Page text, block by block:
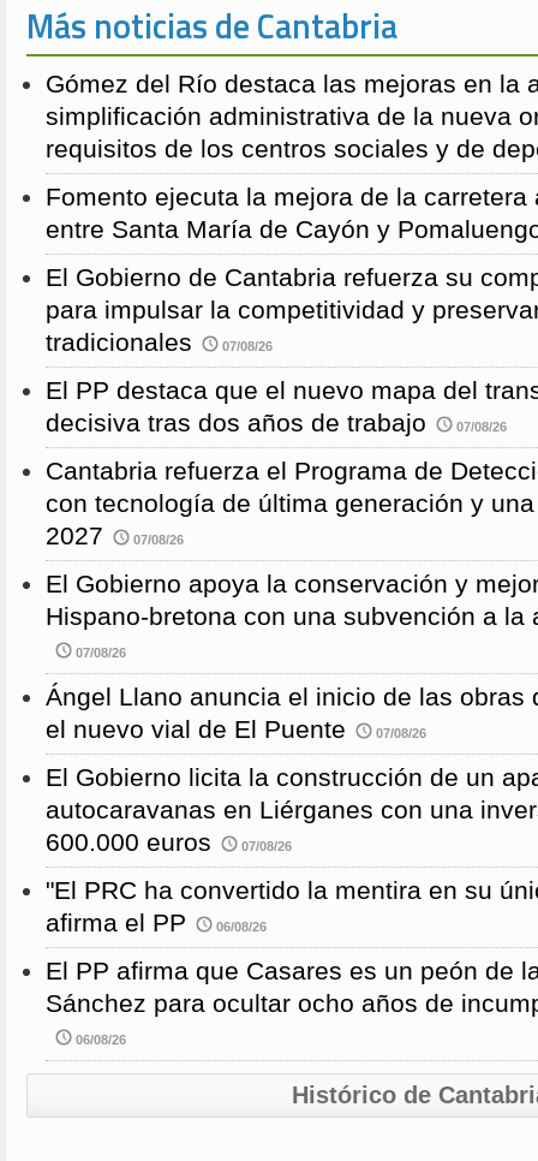
Más noticias de Cantabria
Gómez del Río destaca las mejoras en la
simplificación administrativa de la nueva
requisitos de los centros sociales y de
Fomento ejecuta la mejora de la carretera
entre Santa María de Cayón y
El Gobierno de Cantabria refuerza su
para impulsar la competitividad y
tradicionales
07/08/26
El PP destaca que el nuevo mapa del
decisiva tras dos años de trabajo
07/08/26
Cantabria refuerza el Programa de
con tecnología de última generación y
2027
07/08/26
El Gobierno apoya la conservación y
Hispano-bretona con una subvención a la
07/08/26
Ángel Llano anuncia el inicio de las obras
el nuevo vial de El Puente
07/08/26
El Gobierno licita la construcción de un
autocaravanas en Liérganes con una
600.000 euros
07/08/26
"El PRC ha convertido la mentira en su
afirma el PP
06/08/26
El PP afirma que Casares es un peón de
Sánchez para ocultar ocho años de
06/08/26
Histórico de